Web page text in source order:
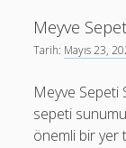
Sayfa Listesi
tiktok takipçi sayısı
Youtube Yorum
Linkedin Takipçi
Sayfa Listesi
tiktok takipçi
Meyve
Tarih: Mayıs 23,
Meyve Sepeti
sepeti
önemli bir yer